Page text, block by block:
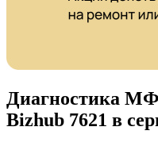
Диагностика
Bizhub 7621 в